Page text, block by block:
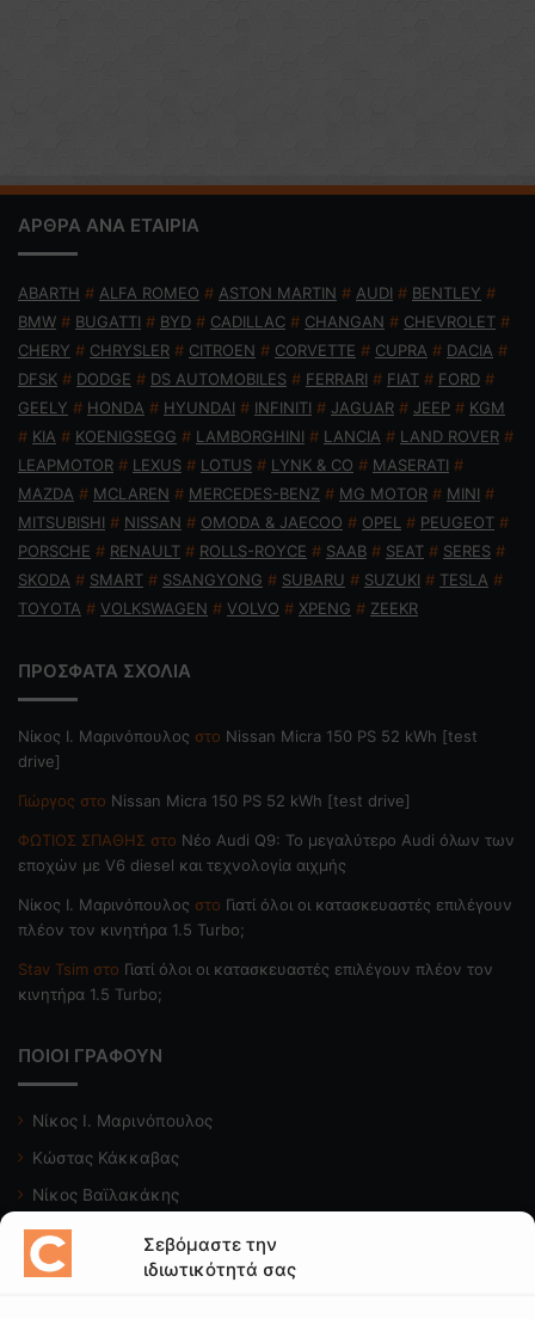
Σεβόμαστε την
ιδιωτικότητά σας
ΑΡΘΡΑ ΑΝΑ ΕΤΑΙΡΙΑ
ABARTH # ALFA ROMEO # ASTON MARTIN # AUDI # BENTLEY #
BMW # BUGATTI # BYD # CADILLAC # CHANGAN # CHEVROLET #
CHERY # CHRYSLER # CITROEN # CORVETTE # CUPRA # DACIA #
DFSK # DODGE # DS AUTOMOBILES # FERRARI # FIAT # FORD #
GEELY # HONDA # HYUNDAI # INFINITI # JAGUAR # JEEP # KGM
# KIA # KOENIGSEGG # LAMBORGHINI # LANCIA # LAND ROVER #
LEAPMOTOR # LEXUS # LOTUS # LYNK & CO # MASERATI #
MAZDA # MCLAREN # MERCEDES-BENZ # MG MOTOR # MINI #
MITSUBISHI # NISSAN # OMODA & JAECOO # OPEL # PEUGEOT #
PORSCHE # RENAULT # ROLLS-ROYCE # SAAB # SEAT # SERES #
SKODA # SMART # SSANGYONG # SUBARU # SUZUKI # TESLA #
TOYOTA # VOLKSWAGEN # VOLVO # XPENG # ZEEKR
ΠΡΟΣΦΑΤΑ ΣΧΟΛΙΑ
Nίκος Ι. Mαρινόπουλος στο Nissan Micra 150 PS 52 kWh [test
drive]
Γιώργος στο Nissan Micra 150 PS 52 kWh [test drive]
ΦΩΤΙΟΣ ΣΠΑΘΗΣ στο Νέο Audi Q9: Το μεγαλύτερο Audi όλων των
εποχών με V6 diesel και τεχνολογία αιχμής
Nίκος Ι. Mαρινόπουλος στο Γιατί όλοι οι κατασκευαστές επιλέγουν
πλέον τον κινητήρα 1.5 Turbo;
Stav Tsim στο Γιατί όλοι οι κατασκευαστές επιλέγουν πλέον τον
κινητήρα 1.5 Turbo;
ΠΟΙΟΙ ΓΡΑΦΟΥΝ
Νίκος Ι. Μαρινόπουλος
Κώστας Κάκκαβας
Νίκος Βαϊλακάκης
Μιχάλης Κατωπόδης
Κώστας Χαλκιαδάκης